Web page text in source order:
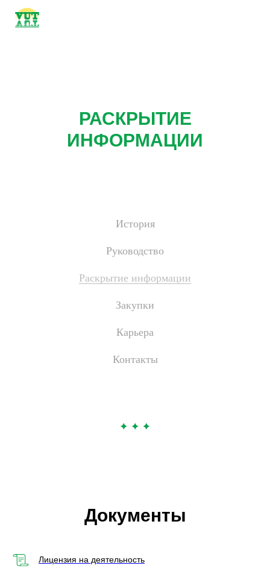
РАСКРЫТИЕ
ИНФОРМАЦИИ
История
Руководство
Раскрытие информации
Закупки
Карьера
Контакты
Документы
Лицензия на деятельность